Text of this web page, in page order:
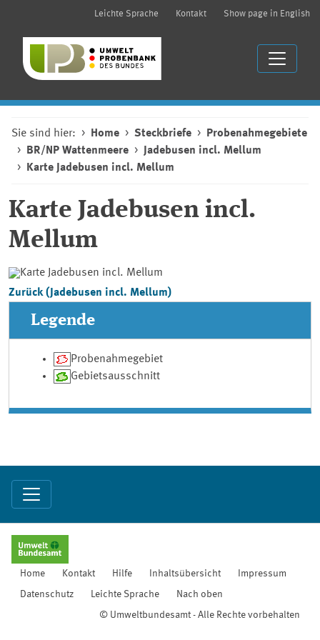
Leichte Sprache Kontakt Show page in English
Sie sind hier: Home Steckbriefe
Probenahmegebiete
BR/NP Wattenmeere
Jadebusen incl. Mellum
Karte Jadebusen incl. Mellum
Karte Jadebusen incl.
Mellum
Zurück (Jadebusen incl. Mellum)
Legende
Probenahmegebiet
Gebietsausschnitt
Home Kontakt Hilfe Inhaltsübersicht Impressum
Datenschutz Leichte Sprache Nach oben
© Umweltbundesamt - Alle Rechte vorbehalten